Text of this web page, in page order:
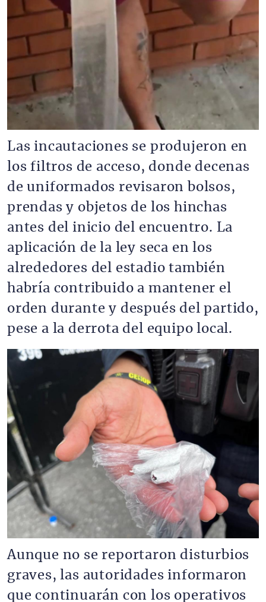
Las incautaciones se produjeron en
los filtros de acceso, donde decenas
de uniformados revisaron bolsos,
prendas y objetos de los hinchas
antes del inicio del encuentro. La
aplicación de la ley seca en los
alrededores del estadio también
habría contribuido a mantener el
orden durante y después del partido,
pese a la derrota del equipo local.
Imagen
Aunque no se reportaron disturbios
graves, las autoridades informaron
que continuarán con los operativos